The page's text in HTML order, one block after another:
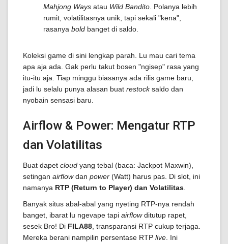
Mahjong Ways atau Wild Bandito . Polanya lebih
rumit, volatilitasnya unik, tapi sekali "kena",
rasanya bold banget di saldo.
Koleksi game di sini lengkap parah. Lu mau cari tema
apa aja ada. Gak perlu takut bosen "ngisep" rasa yang
itu-itu aja. Tiap minggu biasanya ada rilis game baru,
jadi lu selalu punya alasan buat restocksaldo dan
nyobain sensasi baru.
Airflow & Power: Mengatur RTP
dan Volatilitas
Buat dapet cloud yang tebal (baca: Jackpot Maxwin),
setingan airflowdan power (Watt) harus pas. Di slot, ini
namanya RTP (Return to Player) dan Volatilitas
Banyak situs abal-abal yang nyeting RTP-nya rendah
banget, ibarat lu ngevape tapi airflowditutup rapet,
sesek Bro! Di FILA88 , transparansi RTP cukup terjaga.
Mereka berani nampilin persentase RTP live . Ini